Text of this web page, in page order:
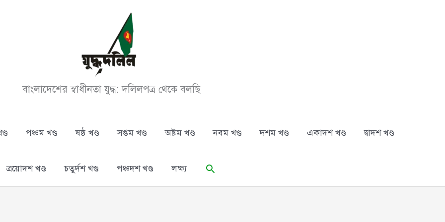
বাংলাদেশের স্বাধীনতা যুদ্ধ: দলিলপত্র থেকে বলছি
পঞ্চম খণ্ড ষষ্ঠ খণ্ড সপ্তম খণ্ড অষ্টম খণ্ড নবম খণ্ড দশম খণ্ড একাদশ খণ্ড দ্বাদশ খণ্ড
ত্রয়োদশ খণ্ড চতুর্দশ খণ্ড পঞ্চদশ খণ্ড লক্ষ্য Search